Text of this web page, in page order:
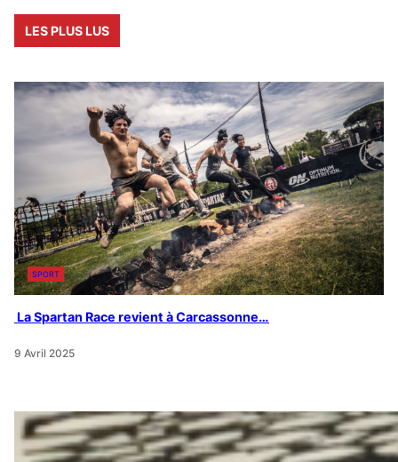
LES PLUS LUS
SPORT
La Spartan Race revient à Carcassonne…
9 Avril 2025